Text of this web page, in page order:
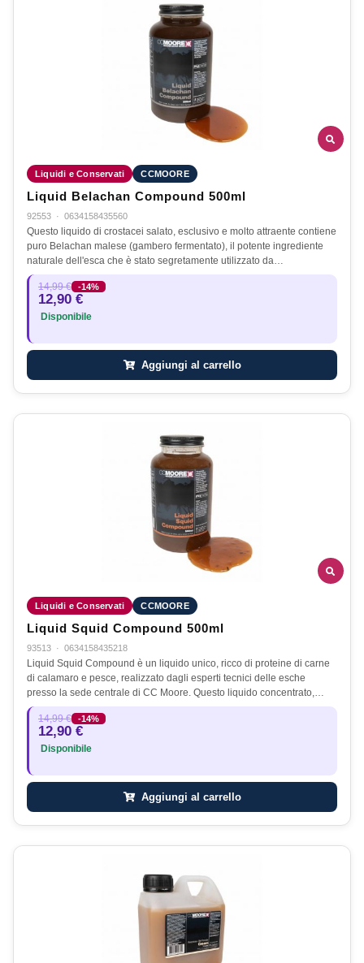
Liquidi e Conservati CCMOORE
Liquid Belachan Compound 500ml
92553 · 0634158435560
Questo liquido di crostacei salato, esclusivo e molto attraente contiene
puro Belachan malese (gambero fermentato), il potente ingrediente
naturale dell'esca che è stato segretamente utilizzato da…
14,99 € -14%
12,90 €
Disponibile
Aggiungi al carrello
Liquidi e Conservati CCMOORE
Liquid Squid Compound 500ml
93513 · 0634158435218
Liquid Squid Compound è un liquido unico, ricco di proteine di carne
di calamaro e pesce, realizzato dagli esperti tecnici delle esche
presso la sede centrale di CC Moore. Questo liquido concentrato,…
14,99 € -14%
12,90 €
Disponibile
Aggiungi al carrello